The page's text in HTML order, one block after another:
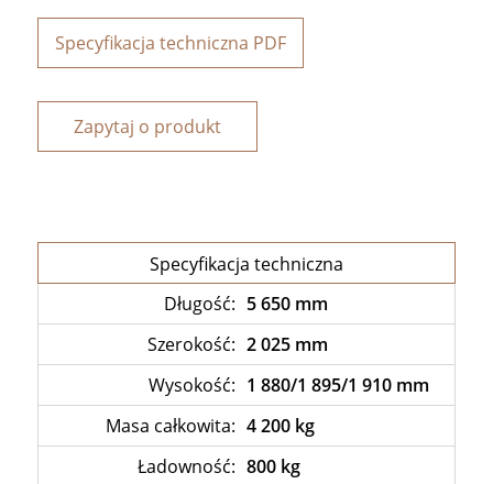
Specyfikacja techniczna PDF
Zapytaj o produkt
Specyfikacja techniczna
Długość: 5 650 mm
Szerokość: 2 025 mm
Wysokość: 1 880/1 895/1 910 mm
Masa całkowita: 4 200 kg
Ładowność: 800 kg